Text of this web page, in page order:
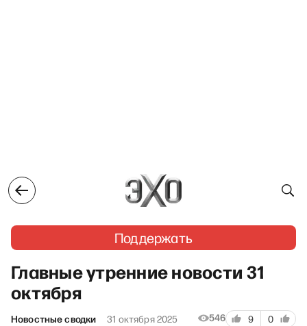
Поддержать
Главные утренние новости 31
октября
Новостные сводки 31 октября 2025 546 9 0